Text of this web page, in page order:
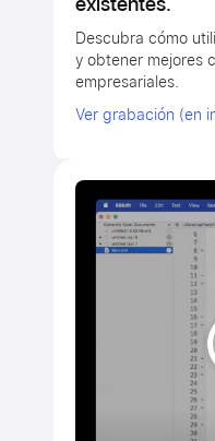
Descubra cómo
y obtener mejores
empresariales.
Ver grabación (en